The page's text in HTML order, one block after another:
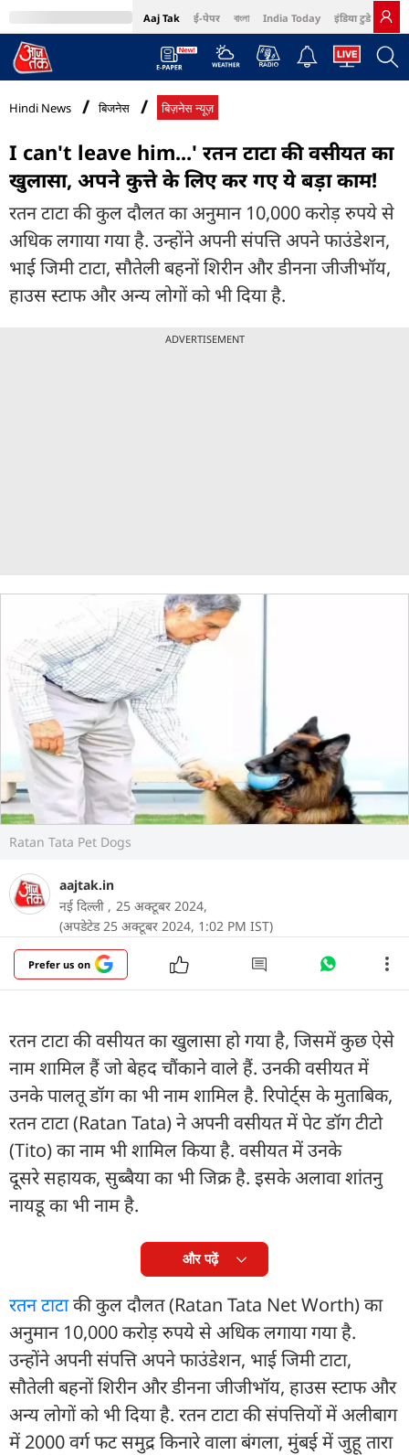
Aaj Tak ई-पेपर বাংলা India Today इंडिया टुडे हिंदी
MumbaiTak Cosmopolitan Harper's Bazaar Northeast
Hindi News बिजनेस बिज़नेस न्यूज़
I can't leave him...' रतन टाटा की वसीयत का
खुलासा, अपने कुत्ते के लिए कर गए ये बड़ा काम!
रतन टाटा की कुल दौलत का अनुमान 10,000 करोड़ रुपये से
अधिक लगाया गया है. उन्‍होंने अपनी संपत्ति अपने फाउंडेशन,
भाई जिमी टाटा, सौतेली बहनों शिरीन और डीनना जीजीभॉय,
हाउस स्टाफ और अन्य लोगों को भी दिया है.
ADVERTISEMENT
Ratan Tata Pet Dogs
aajtak.in
नई दिल्‍ली , 25 अक्टूबर 2024,
(अपडेटेड 25 अक्टूबर 2024, 1:02 PM IST)
Prefer us on
रतन टाटा की वसीयत का खुलासा हो गया है, जिसमें कुछ ऐसे
नाम शामिल हैं जो बेहद चौंकाने वाले हैं. उनकी वसीयत में
उनके पालतू डॉग का भी नाम शामिल है. रिपोर्ट्स के मुताबिक,
रतन टाटा (Ratan Tata) ने अपनी वसीयत में पेट डॉग टीटो
(Tito) का नाम भी शामिल किया है. वसीयत में उनके
दूसरे सहायक, सुब्बैया का भी जिक्र है. इसके अलावा शांतनु
नायडू का भी नाम है.
और पढ़ें
रतन टाटाकी कुल दौलत (Ratan Tata Net Worth) का
अनुमान 10,000 करोड़ रुपये से अधिक लगाया गया है.
उन्‍होंने अपनी संपत्ति अपने फाउंडेशन, भाई जिमी टाटा,
सौतेली बहनों शिरीन और डीनना जीजीभॉय, हाउस स्टाफ और
अन्य लोगों को भी दिया है. रतन टाटा की संपत्तियों में अलीबाग
में 2000 वर्ग फट समुद्र किनारे वाला बंगला, मुंबई में जुहू तारा